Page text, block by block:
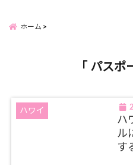
ホーム
「 パスポ
ハワイ
ハ
ル
す